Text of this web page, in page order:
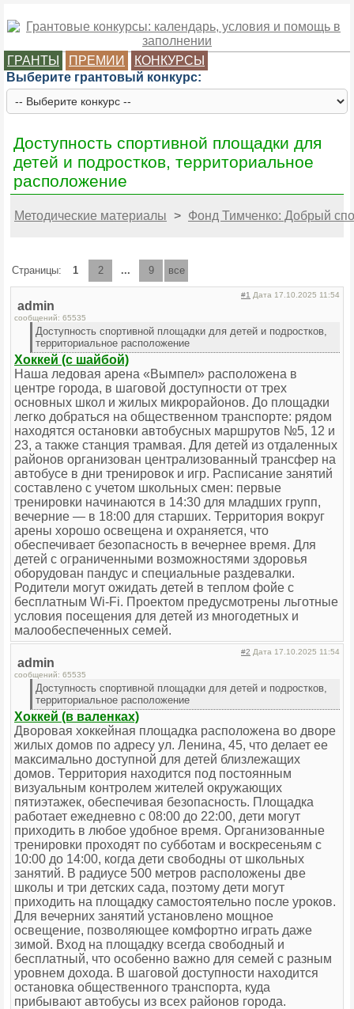
ГРАНТЫ ПРЕМИИ
КОНКУРСЫ
Выберите грантовый конкурс:
Доступность спортивной площадки для
детей и подростков, территориальное
расположение
Методические материалы > Фонд Тимченко: Добрый
Страницы: 1 2 ... 9 все
#1 Дата 17.10.2025 11:54
admin
сообщений: 65535
Доступность спортивной площадки для детей и подростков,
территориальное расположение
Хоккей (с шайбой)
Наша ледовая арена «Вымпел» расположена в
центре города, в шаговой доступности от трех
основных школ и жилых микрорайонов. До площадки
легко добраться на общественном транспорте: рядом
находятся остановки автобусных маршрутов №5, 12 и
23, а также станция трамвая. Для детей из отдаленных
районов организован централизованный трансфер на
автобусе в дни тренировок и игр. Расписание занятий
составлено с учетом школьных смен: первые
тренировки начинаются в 14:30 для младших групп,
вечерние — в 18:00 для старших. Территория вокруг
арены хорошо освещена и охраняется, что
обеспечивает безопасность в вечернее время. Для
детей с ограниченными возможностями здоровья
оборудован пандус и специальные раздевалки.
Родители могут ожидать детей в теплом фойе с
бесплатным Wi-Fi. Проектом предусмотрены льготные
условия посещения для детей из многодетных и
малообеспеченных семей.
#2 Дата 17.10.2025 11:54
admin
сообщений: 65535
Доступность спортивной площадки для детей и подростков,
территориальное расположение
Хоккей (в валенках)
Дворовая хоккейная площадка расположена во дворе
жилых домов по адресу ул. Ленина, 45, что делает ее
максимально доступной для детей близлежащих
домов. Территория находится под постоянным
визуальным контролем жителей окружающих
пятиэтажек, обеспечивая безопасность. Площадка
работает ежедневно с 08:00 до 22:00, дети могут
приходить в любое удобное время. Организованные
тренировки проходят по субботам и воскресеньям с
10:00 до 14:00, когда дети свободны от школьных
занятий. В радиусе 500 метров расположены две
школы и три детских сада, поэтому дети могут
приходить на площадку самостоятельно после уроков.
Для вечерних занятий установлено мощное
освещение, позволяющее комфортно играть даже
зимой. Вход на площадку всегда свободный и
бесплатный, что особенно важно для семей с разным
уровнем дохода. В шаговой доступности находится
остановка общественного транспорта, куда
прибывают автобусы из всех районов города.